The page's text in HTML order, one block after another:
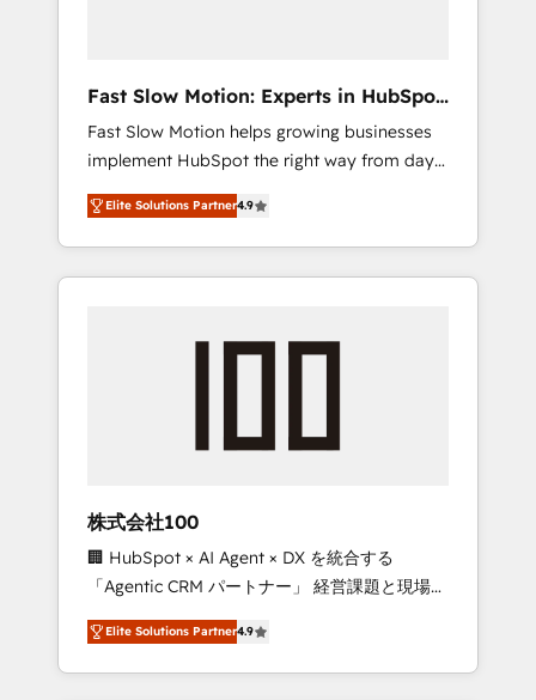
reporting - Workflow automation and data
clean-up - Sales enablement and team
training - Ongoing optimisation and RevOps
support Based in Leeds and London, we
partner with SMEs across the UK who are
ready to turn HubSpot into the growth
engine it’s meant to be.
Fast Slow Motion: Experts in HubSpot
& Salesforce
Fast Slow Motion helps growing businesses
implement HubSpot the right way from day
one — with the flexibility to scale as
complexity increases. Highly certified in both
HubSpot and Salesforce, we bring deep
experience in CRM implementation,
growing mid-market and enterprise
perspective. Many of our consultants have
operators need as their systems, data, and
processes evolve. Since 2014, we’ve
supported 1,400+ clients across a wide range
of industries, including healthcare, software,
B2B services, manufacturing, financial
services and more. Whether clients are new
Elite Solutions Partner4.9
株式会社100
🏢 HubSpot × AI Agent × DX を統合する
「Agentic CRM パートナー」 経営課題と現場業
務をつなぐAIネイティブ・エージェンシーとし
て、HubSpot Eliteの実装力で顧客フロント業務
を再設計します。 💡 100inc は何をする会社
Elite Solutions Partner4.9